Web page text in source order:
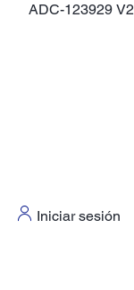
ADC-123929 V2
Iniciar sesión